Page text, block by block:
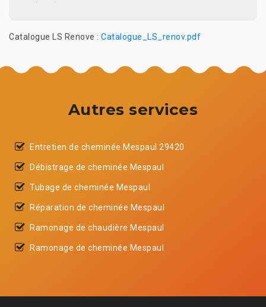
Catalogue LS Renove : Catalogue_LS_renov.pdf
Autres services
Entretien de cheminée Mespaul 29420
Débistrage de cheminée Mespaul
Tubage de cheminée Mespaul
Réparation de cheminée Mespaul
Ramonage de chaudière Mespaul
Ramonage de cheminée Mespaul